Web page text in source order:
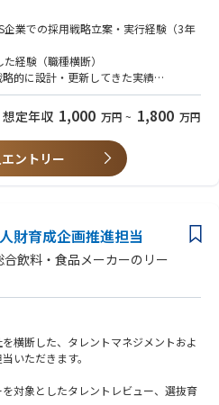
き、“組織の成長曲線”を“採用の仕組
す。
動させ、最適な採用ポートフォリオを
選考プロセスを再構築し、スピードと
ら「経営レバー」へと引き上げる
計画の改変
採用目標の定量化
定義／要件策定ミーティングのリード
ラル・ダイレクトリクルーティングの
ャーフィット定義の整備
のモニタリング／改善サイクル構築
企業での採用戦略立案・実行経験（3年
経験（職種横断）
的に設計・更新してきた実績
務経験
運用・改善経験
ト・候補者を巻き込む調整力
る思考力
外をリードできる発信力
協働経験
ファラル採用の成功事例
ポーティング）への知見
行まで落とし込める方
ールさせる視点を持つ方
って意思決定できる方
題を発見・解決できる方
と捉えられる方
想定年収 1,000 万円 ~ 1,800 万円
ントリー
財育成企画推進担当
飲料・食品メーカーのリー
横断した、タレントマネジメントおよ
いただきます。
対象としたタレントレビュー、選抜育